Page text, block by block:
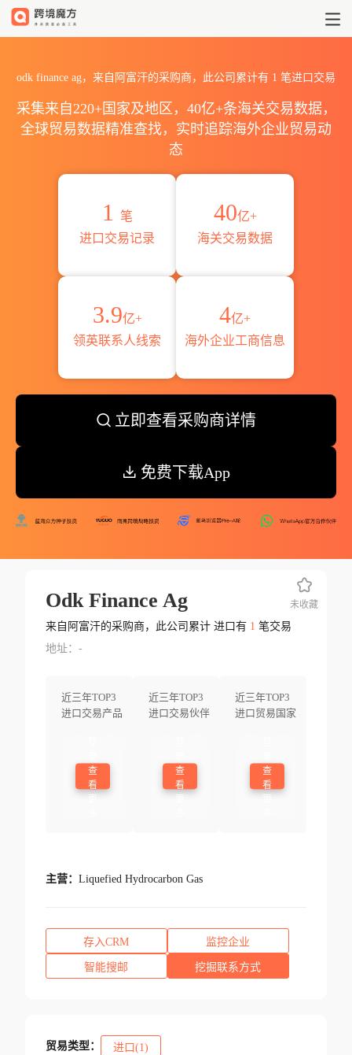
odk finance ag，来自阿富汗的采购商，此公司累计有 1 笔进口交易
采集来自220+国家及地区，40亿+条海关交易数据，
全球贸易数据精准查找，实时追踪海外企业贸易动
态
1
笔
进口交易记录
40亿+
海关交易数据
3.9亿+
领英联系人线索
4亿+
海外企业工商信息
立即查看采购商详情
免费下载App
Odk Finance Ag
来自阿富汗的采购商，此公司累计 进口有 1 笔交易
地址：-
近三年TOP3
进口交易产品
查
看
近三年TOP3
进口交易伙伴
查
看
近三年TOP3
进口贸易国家
查
看
未收藏
主营： Liquefied Hydrocarbon Gas
存入CRM 监控企业
智能搜邮 挖掘联系方式
贸易类型： 进口(1)